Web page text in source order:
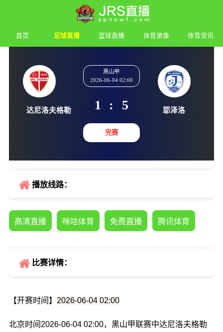
首页 足球直播 篮球直播 体育录像 体育资讯
达尼洛夫格勒
黑山甲
1 :
完赛
播放线路：
高清直播 咪咕体育 免费直播 腾讯体育
比赛详情：
【开赛时间】 2026-06-04 02:00
北京时间2026-06-04 02:00，黑山甲联赛中达尼洛夫格勒